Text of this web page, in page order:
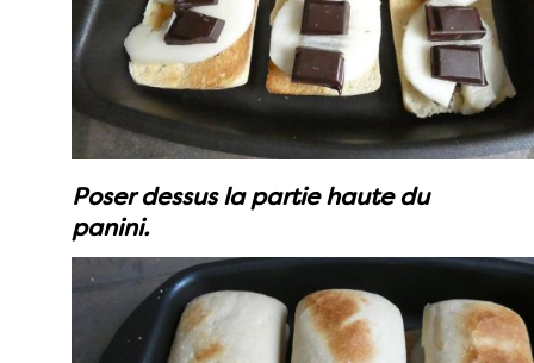
Poser dessus la partie haute du
panini.